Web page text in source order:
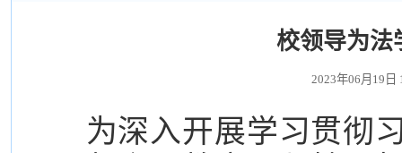
校领导为法
2023年06月19
为深入开展学习贯彻